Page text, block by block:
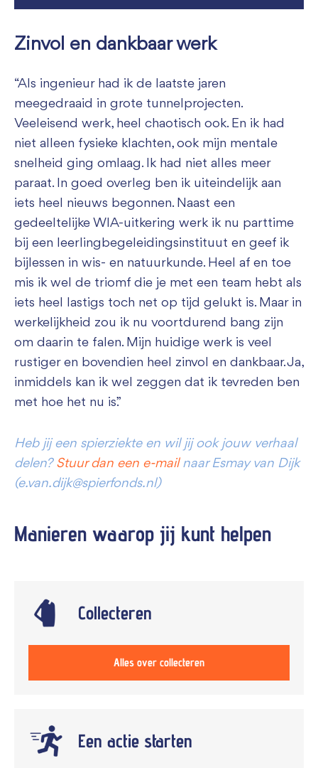
Zinvol en dankbaar werk
“Als ingenieur had ik de laatste jaren
meegedraaid in grote tunnelprojecten.
Veeleisend werk, heel chaotisch ook. En ik had
niet alleen fysieke klachten, ook mijn mentale
snelheid ging omlaag. Ik had niet alles meer
paraat. In goed overleg ben ik uiteindelijk aan
iets heel nieuws begonnen. Naast een
gedeeltelijke WIA-uitkering werk ik nu parttime
bij een leerlingbegeleidingsinstituut en geef ik
bijlessen in wis- en natuurkunde. Heel af en toe
mis ik wel de triomf die je met een team hebt als
iets heel lastigs toch net op tijd gelukt is. Maar in
werkelijkheid zou ik nu voortdurend bang zijn
om daarin te falen. Mijn huidige werk is veel
rustiger en bovendien heel zinvol en dankbaar. Ja,
inmiddels kan ik wel zeggen dat ik tevreden ben
met hoe het nu is.”
Heb jij een spierziekte en wil jij ook jouw verhaal
delen? Stuur dan een e-mailnaar Esmay van Dijk
(e.van.dijk@spierfonds.nl)
Manieren waarop jij kunt helpen
Collecteren
Alles over collecteren
Een actie starten